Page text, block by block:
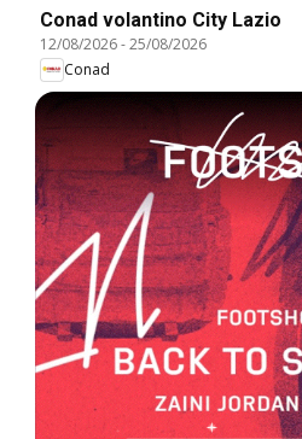
Conad volantino City Lazio
12/08/2026-25/08/2026
Conad